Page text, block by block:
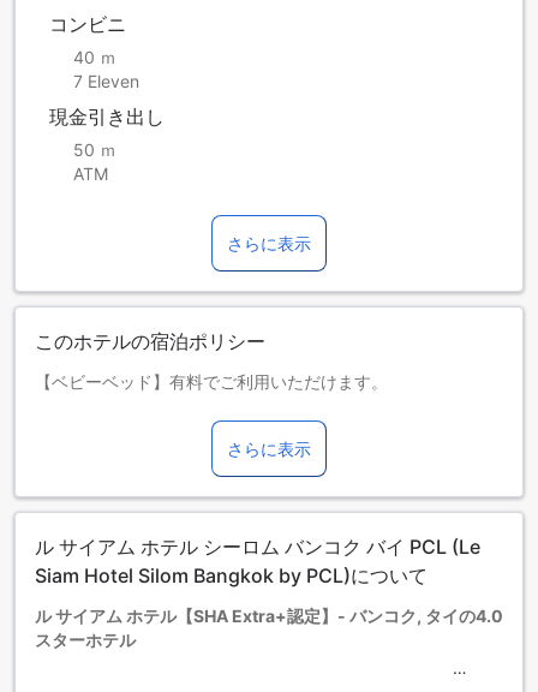
コンビニ
40 ｍ
7 Eleven
現金引き出し
50 ｍ
ATM
さらに表示
このホテルの宿泊ポリシー
【ベビーベッド】有料でご利用いただけます。
【お子さまの宿泊】お子さまは1部屋につき1名までご宿泊可
能です。2人目以降のお子さまは追加料金をお支払いくださ
い。
0～2歳までのお子さま
添い寝の場合は宿泊無料です。＜ご注意＞ベビーベッドのご
否は空き状況によります。
3～9歳までのお子さま
さらに表示
ル サイアム ホテル シーロム バンコク バイ PCL (Le
Siam Hotel Silom Bangkok by PCL)について
ル サイアム ホテル【SHA Extra+認定】- バンコク, タイの4.0
スターホテル